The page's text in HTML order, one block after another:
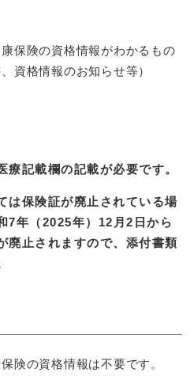
保険の資格情報がわかるもの
資格情報のお知らせ等）
記載欄の記載が必要です。
は保険証が廃止されている場
7年（2025年）12月2日から
廃止されますので、添付書類
険の資格情報は不要です。